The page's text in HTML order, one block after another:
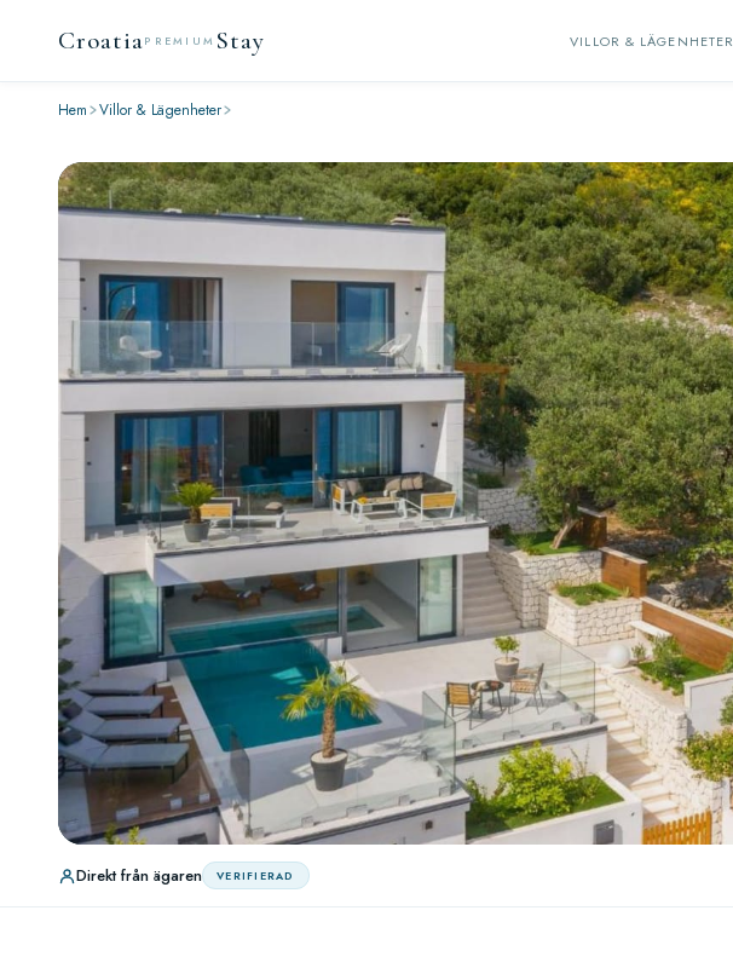
CroatiaPREMIUM Stay VILLOR & LÄGENHETER
Hem Villor & Lägenheter
Direkt från ägaren VERIFIERAD